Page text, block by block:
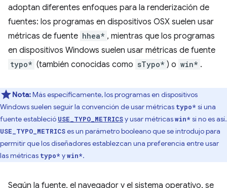
adoptan diferentes enfoques para la renderización de
fuentes: los programas en dispositivos OSX suelen usar
métricas de fuente hhea* , mientras que los programas
en dispositivos Windows suelen usar métricas de fuente
typo* (también conocidas como sTypo* ) o win* .
Nota:Más específicamente, los programas en dispositivos
Windows suelen seguir la convención de usar métricas typo* si una
fuente estableció USE_TYPO_METRICSy usar métricaswin* si no es así.
USE_TYPO_METRICSes un parámetro booleano que se introdujo para
permitir que los diseñadores establezcan una preferencia entre usar
las métricas typo* ywin*.
Según la fuente, el navegador y el sistema operativo, se